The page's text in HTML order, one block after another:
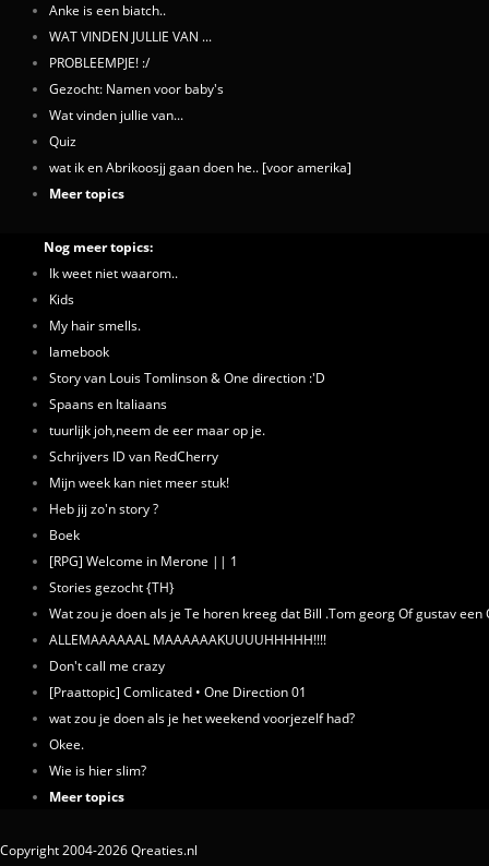
Anke is een biatch..
WAT VINDEN JULLIE VAN ...
PROBLEEMPJE! :/
Gezocht: Namen voor baby's
Wat vinden jullie van...
Quiz
wat ik en Abrikoosjj gaan doen he.. [voor amerika]
Meer topics
Nog meer topics:
Ik weet niet waarom..
Kids
My hair smells.
lamebook
Story van Louis Tomlinson & One direction :'D
Spaans en Italiaans
tuurlijk joh,neem de eer maar op je.
Schrijvers ID van RedCherry
Mijn week kan niet meer stuk!
Heb jij zo'n story ?
Boek
[RPG] Welcome in Merone || 1
Stories gezocht {TH}
Wat zou je doen als je Te horen kreeg dat Bill .Tom georg Of gustav
ALLEMAAAAAAL MAAAAAAKUUUUHHHHH!!!!
Don't call me crazy
[Praattopic] Comlicated • One Direction 01
wat zou je doen als je het weekend voorjezelf had?
Okee.
Wie is hier slim?
Meer topics
Copyright 2004-2026 Qreaties.nl